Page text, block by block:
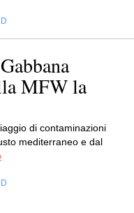
MFW la
di contaminazioni
mediterraneo e dal